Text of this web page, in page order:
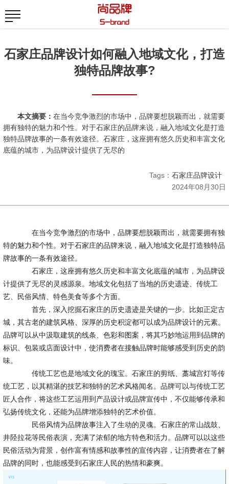
石家庄品牌设计如何融入地域文化，打造
独特品牌故事?
本文摘要： 在当今竞争激烈的市场中，品牌要想脱颖而出，就需要
拥有独特的魅力和个性。对于石家庄的品牌来说，融入地域文化是打造
独特品牌故事的一条有效途径。石家庄，这座拥有悠久历史和丰富文化
底蕴的城市，为品牌设计提供了无尽的
Tags： 石家庄品牌设计
2024年08月30日
在当今竞争激烈的市场中，品牌要想脱颖而出，就需要拥有独
特的魅力和个性。对于石家庄的品牌来说，融入地域文化是打造独特品
牌故事的一条有效途径。
石家庄，这座拥有悠久历史和丰富文化底蕴的城市，为品牌设
计提供了无尽的灵感源泉。地域文化包括了当地的历史遗迹、传统工
艺、民俗风情、特色美食等多个方面。
首先，深入挖掘石家庄的历史遗迹是关键的一步。比如正定古
城，其古老的建筑风格、深厚的历史积淀都可以成为品牌设计的元素。
品牌可以从中汲取建筑的线条、色彩和图案，将其巧妙地运用到品牌的
标识、包装或店面设计中，使消费者在接触品牌时能够感受到历史的韵
味。
传统工艺也是地域文化的瑰宝。石家庄的剪纸、藁城宫灯等传
统工艺，以其精湛的技艺和独特的艺术风格闻名。品牌可以与传统工艺
匠人合作，将这些工艺运用到产品设计或品牌宣传中，不仅能够传承和
弘扬传统文化，还能为品牌增添独特的艺术价值。
民俗风情为品牌故事注入了生动的灵魂。石家庄的常山战鼓、
井陉拉花等民俗表演，充满了浓郁的地方特色和活力。品牌可以以这些
民俗活动为背景，创作富有情感和故事性的宣传内容，让消费者在了解
品牌的同时，也能感受到石家庄人民的热情和豪爽。